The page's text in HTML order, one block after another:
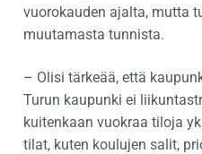
vuorokauden ajalta, mutta
muutamasta tunnista.
– Olisi tärkeää, että
Turun kaupunki ei
kuitenkaan vuokraa tiloja
tilat, kuten koulujen salit,